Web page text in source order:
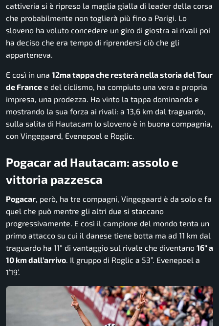
cattiveria si è ripreso la maglia gialla di leader della corsa
che probabilmente non toglierà più fino a Parigi. Lo
sloveno ha voluto concedere un giro di giostra ai rivali poi
ha deciso che era tempo di riprendersi ciò che gli
apparteneva.
E così in una 12ma tappa che resterà nella storia del Tour
de France e del ciclismo, ha compiuto una vera e propria
impresa, una prodezza. Ha vinto la tappa dominando e
mostrando la sua forza ai rivali: a 13,6 km dal traguardo,
sulla salita di Hautacam lo sloveno è in buona compagnia,
con Vingegaard, Evenepoel e Roglic.
Pogacar ad Hautacam: assolo e
vittoria pazzesca
Pogacar , però, ha tre compagni, Vingegaard è da solo e fa
quel che può mentre gli altri due si staccano
progressivamente. E così il campione del mondo tenta un
primo attacco su cui il danese tiene botta ma ad 11 km dal
traguardo ha 11″ di vantaggio sul rivale che diventano 16″ a
10 km dall’arrivo . Il gruppo di Roglic a 53”. Evenepoel a
1’19’.